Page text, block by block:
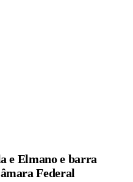
e Elmano e barra
Federal